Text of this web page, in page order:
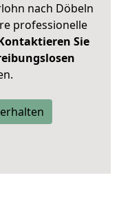
nach Döbeln
professionelle
Sie